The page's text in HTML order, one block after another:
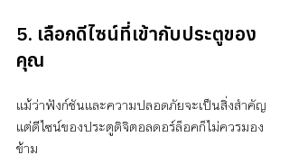
5. เลือกดีไซน์ที่เข้ากับประตูของ
คุณ
แม้ว่าฟังก์ชันและความปลอดภัยจะเป็นสิ่งสำคัญ
แต่ดีไซน์ของประตูดิจิตอลดอร์ล็อคก็ไม่ควรมอง
ข้าม